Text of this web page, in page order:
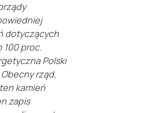
dotyczących
100 proc.
Polski
rząd,
kamień
zapis